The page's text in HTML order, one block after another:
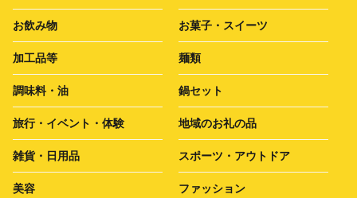
お飲み物 お菓子・スイーツ
加工品等 麺類
調味料・油 鍋セット
旅行・イベント・体験 地域のお礼の品
雑貨・日用品 スポーツ・アウトドア
美容 ファッション